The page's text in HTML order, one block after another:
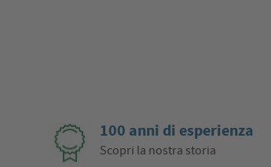
100 anni di esperienza
Scopri la nostra storia